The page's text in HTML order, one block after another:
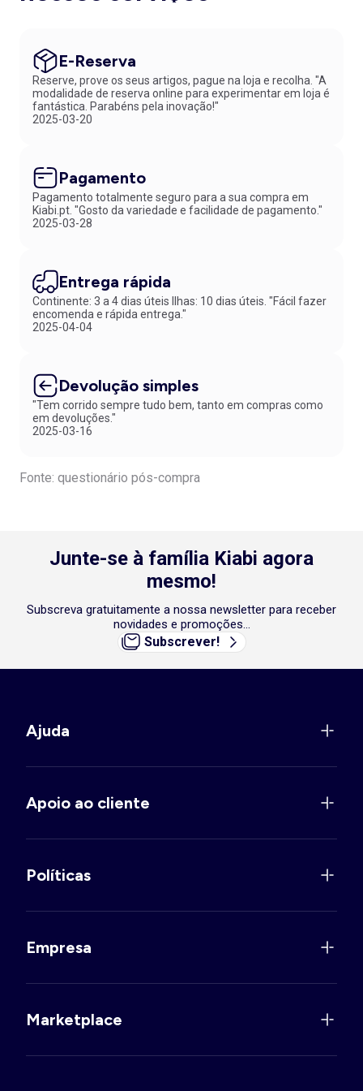
E-Reserva
Reserve, prove os seus artigos, pague na loja e recolha. "A
modalidade de reserva online para experimentar em loja é
fantástica. Parabéns pela inovação!"
2025-03-20
Pagamento
Pagamento totalmente seguro para a sua compra em
Kiabi.pt. "Gosto da variedade e facilidade de pagamento."
2025-03-28
Entrega rápida
Continente: 3 a 4 dias úteis Ilhas: 10 dias úteis. "Fácil fazer
encomenda e rápida entrega."
2025-04-04
Devolução simples
"Tem corrido sempre tudo bem, tanto em compras como
em devoluções."
2025-03-16
Fonte: questionário pós-compra
Junte-se à família Kiabi agora
mesmo!
Subscreva gratuitamente a nossa newsletter para receber
novidades e promoções...
Subscrever!
Ajuda
Apoio ao cliente
Políticas
Empresa
Marketplace